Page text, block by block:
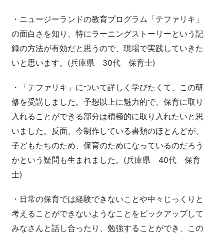
・ニュージーランドの教育プログラム「テファリキ」
の面白さを知り、特にラーニングストーリーという記
録の方法が有効だと思うので、現場で実践していきた
いと思います。(兵庫県 30代 保育士)
・「テファリキ」について詳しく学びたくて、この研
修を受講しました。予想以上に魅力的で、保育に取り
入れることができる部分は積極的に取り入れたいと思
いました。反面、今制作している書類のほとんどが、
子どもたちのため、保育のためになっているのだろう
かという疑問も生まれました。(兵庫県 40代 保育
士)
・日常の保育では経験できないことや中々じっくりと
考えることができないようなことをピックアップして
みなさんと話し合ったり、勉強することができ、この